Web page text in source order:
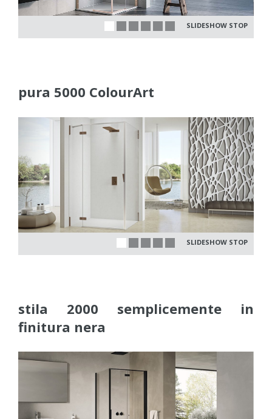
SLIDESHOW STOP
pura 5000 ColourArt
SLIDESHOW STOP
stila 2000 semplicemente in
finitura nera